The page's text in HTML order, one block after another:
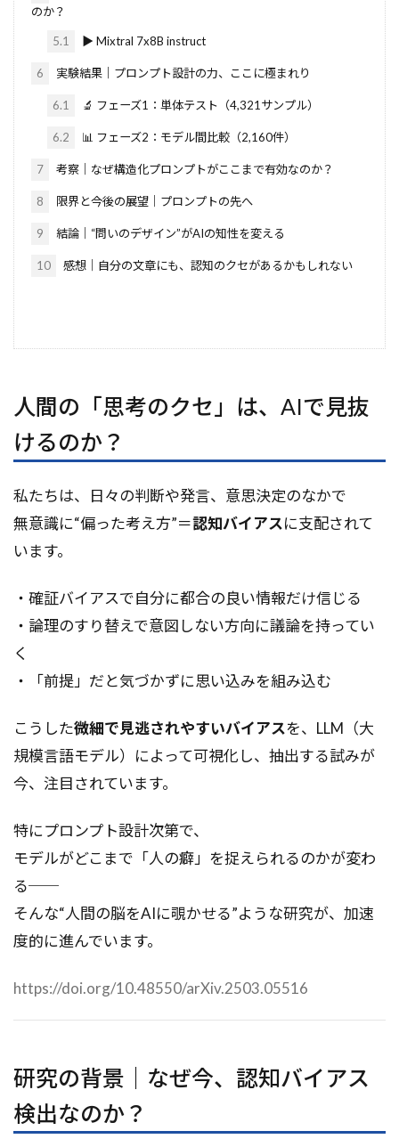
のか？
5.1 ▶ Mixtral 7x8B instruct
6 実験結果｜プロンプト設計の力、ここに極まれり
6.1 🔬 フェーズ1：単体テスト（4,321サンプル）
6.2 📊 フェーズ2：モデル間比較（2,160件）
7 考察｜なぜ構造化プロンプトがここまで有効なのか？
8 限界と今後の展望｜プロンプトの先へ
9 結論｜“問いのデザイン”がAIの知性を変える
10 感想｜自分の文章にも、認知のクセがあるかもしれない
人間の「思考のクセ」は、AIで見抜
けるのか？
私たちは、日々の判断や発言、意思決定のなかで
無意識に“偏った考え方”＝認知バイアスに支配されて
います。
・確証バイアスで自分に都合の良い情報だけ信じる
・論理のすり替えで意図しない方向に議論を持ってい
く
・「前提」だと気づかずに思い込みを組み込む
こうした微細で見逃されやすいバイアスを、LLM（大
規模言語モデル）によって可視化し、抽出する試みが
今、注目されています。
特にプロンプト設計次第で、
モデルがどこまで「人の癖」を捉えられるのかが変わ
る──
そんな“人間の脳をAIに覗かせる”ような研究が、加速
度的に進んでいます。
https://doi.org/10.48550/arXiv.2503.05516
研究の背景｜なぜ今、認知バイアス
検出なのか？